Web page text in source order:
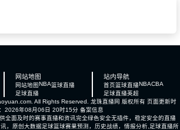
网站地图
网站地图NBA篮球直播
足球直播
站内导航
首页篮球直播NBACBA
足球直播英超
All Rights Reserved. 龙珠直播网 版权所有 页面更新时
2026年08月06日 20时15分 备案信息
全面及时的赛事直播和资讯完全绿色安全无插件，稳定安全的直播
，原创大数据足球篮球赛果预测，历史战绩，情报分析,足球直播所